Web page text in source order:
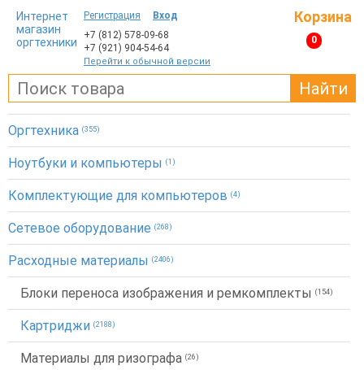
Интернет
магазин
оргтехники
Регистрация Вход Корзина
0
+7 (812) 578-09-68
+7 (921) 904-54-64
Перейти к обычной версии
Найти
Оргтехника (355)
Ноутбуки и компьютеры (1)
Комплектующие для компьютеров (4)
Сетевое оборудование (268)
Расходные материалы (2406)
Блоки переноса изображения и ремкомплекты (154)
Картриджи (2188)
Материалы для ризографа (26)